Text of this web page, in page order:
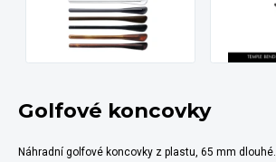
Golfové koncovky
Náhradní golfové koncovky z plastu, 65 mm dlouhé.